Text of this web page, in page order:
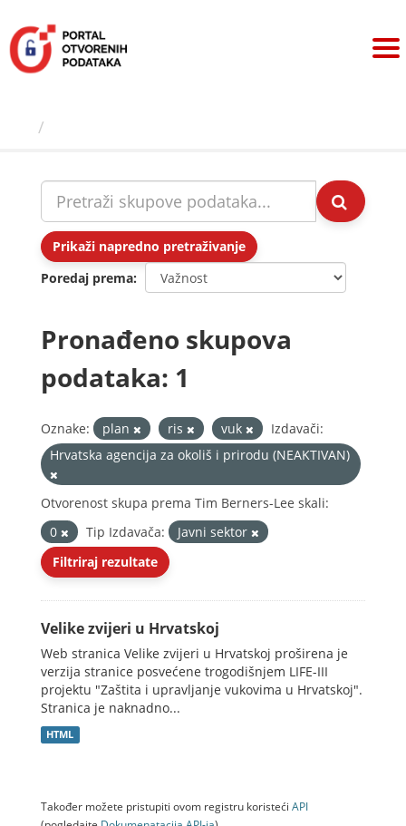
sadržaj
Prikaži napredno pretraživanje
Poredaj prema
Pronađeno skupova
podataka: 1
Oznake: plan ris vuk
Izdavači:
Hrvatska agencija za okoliš i prirodu (NEAKTIVAN)
Otvorenost skupa prema Tim Berners-Lee skali:
0
Tip Izdavača:
Javni sektor
Filtriraj rezultate
Velike zvijeri u Hrvatskoj
Web stranica Velike zvijeri u Hrvatskoj proširena je
verzija stranice posvećene trogodišnjem LIFE-III
projektu "Zaštita i upravljanje vukovima u Hrvatskoj".
Stranica je naknadno...
HTML
Također možete pristupiti ovom registru koristeći API